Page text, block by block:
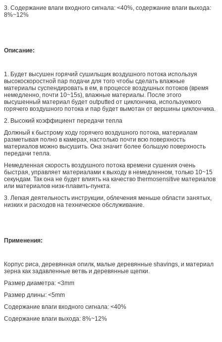
3. Содержание влаги входного сигнала: <40%, содержание влаги выхода:
8%~12%
Описание:
1. Будет высушен горячий сушильщик воздушного потока используя
высокоскоростной пар подачи для того чтобы сделать влажные
материалы суспендировать в ем, в процессе воздушных потоков (время
немедленно, почти 10~15s), влажные материалы. После этого
высушенный материал будет outputted от циклончика, используемого
горячего воздушного потока и пар будет вымотан от вершины циклончика.
2. Высокий коэффициент передачи тепла
Должный к быстрому ходу горячего воздушного потока, материалам
разметывая полно в камерах, настолько почти всю поверхность
материалов можно высушить. Она значит более большую поверхность
передачи тепла.
Немедленная скорость воздушного потока времени сушения очень
быстрая, управляет материалами к выходу в немедленном, только 10~15
секундам. Так она не будет влиять на качество thermosensitive материалов
или материалов низк-плавить-пункта.
3. Легкая деятельность инструкции, облечения меньше области занятых,
низких и расходов на техническое обслуживание.
Применения:
Корпус риса, деревянная опилк, малые деревянные shavings, и материал
зерна как задавленные ветвь и деревянные щепки.
Размер диаметра: <3mm
Размер длины: <5mm
Содержание влаги входного сигнала: <40%
Содержание влаги выхода: 8%~12%